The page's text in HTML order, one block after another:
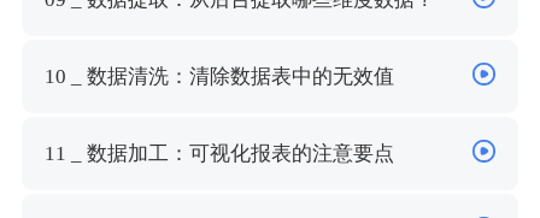
10 _ 数据清洗：清除数据表中的无效值
11 _ 数据加工：可视化报表的注意要点